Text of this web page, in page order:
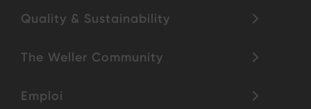
Quality & Sustainability
The Weller Community
Emploi